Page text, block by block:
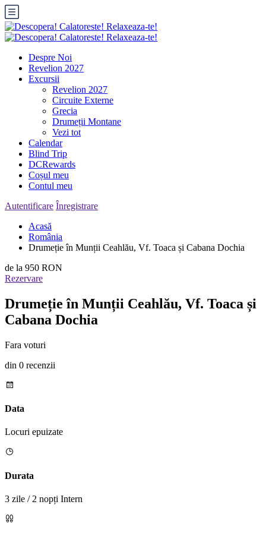
Despre Noi
Revelion 2027
Excursii
Revelion 2027
Circuite Externe
Grecia
Drumeții Montane
Vezi tot
Calendar
Blind Trip
DCRewards
Coșul meu
Contul meu
Autentificare Înregistrare
Acasă
România
Drumeție în Munții Ceahlău, Vf. Toaca și Cabana Dochia
de la 950 RON
Rezervare
Drumeție în Munții Ceahlău, Vf. Toaca și
Cabana Dochia
Fara voturi
din 0 recenzii
Data
Locuri epuizate
Durata
3 zile / 2 nopți Intern